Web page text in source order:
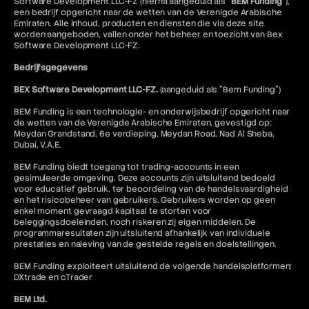
een bedrijf opgericht naar de wetten van de Verenigde Arabische
Emiraten. Alle inhoud, producten en diensten die via deze site
worden aangeboden, vallen onder het beheer en toezicht van Bex
Software Development LLC-FZ.
Bedrijfsgegevens
BEX Software Development LLC-FZ.(aangeduid als "Bem Funding")
BEM Funding is een technologie- en onderwijsbedrijf opgericht naar
de wetten van de Verenigde Arabische Emiraten, gevestigd op:
Meydan Grandstand, 6e verdieping, Meydan Road, Nad Al Sheba,
Dubai, V.A.E.
BEM Funding biedt toegang tot trading-accounts in een
gesimuleerde omgeving. Deze accounts zijn uitsluitend bedoeld
voor educatief gebruik, ter beoordeling van de handelsvaardigheid
en het risicobeheer van gebruikers. Gebruikers worden op geen
enkel moment gevraagd kapitaal te storten voor
beleggingsdoeleinden, noch riskeren zij eigen middelen. De
programmaresultaten zijn uitsluitend afhankelijk van individuele
prestaties en naleving van de gestelde regels en doelstellingen.
BEM Funding exploiteert uitsluitend de volgende handelsplatformen:
DXtrade en cTrader
BEM Ltd.